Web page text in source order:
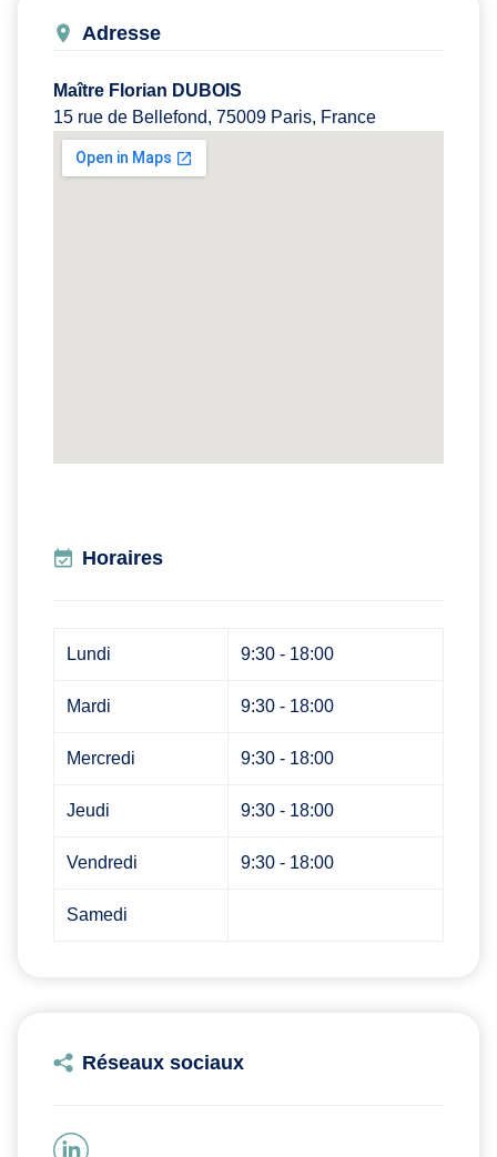
Adresse
Maître Florian DUBOIS
15 rue de Bellefond, 75009 Paris, France
Horaires
Lundi 9:30 - 18:00
Mardi 9:30 - 18:00
Mercredi 9:30 - 18:00
Jeudi 9:30 - 18:00
Vendredi 9:30 - 18:00
Samedi
Réseaux sociaux